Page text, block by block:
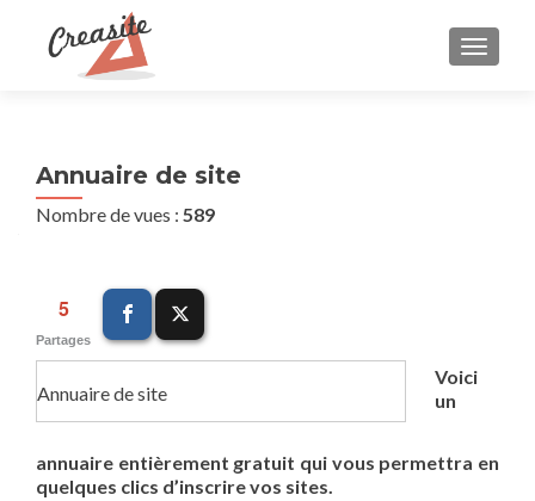
Annuaire de site
Nombre de vues : 589
5
Partages
Annuaire de site
Voici
un
annuaire entièrement gratuit qui vous permettra en
quelques clics d’inscrire vos sites.